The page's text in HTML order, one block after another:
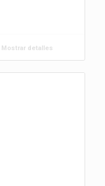
Mostrar detalles